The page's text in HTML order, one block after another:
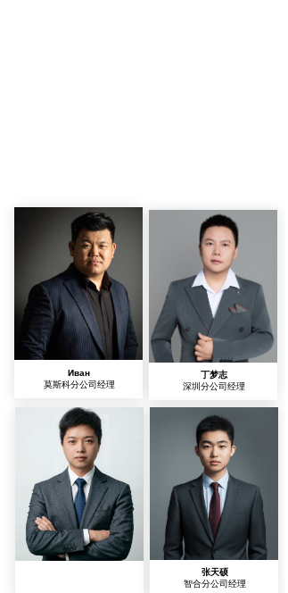
Иван
莫斯科分公司经理
丁梦志
深圳分公司经理
张天硕
智合分公司经理